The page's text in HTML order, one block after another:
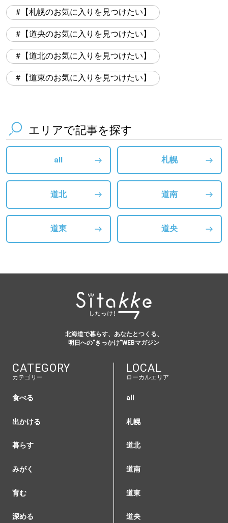
【札幌のお気に入りを見つけたい】
【道央のお気に入りを見つけたい】
【道北のお気に入りを見つけたい】
【道東のお気に入りを見つけたい】
エリアで記事を探す
all 札幌
道北 道南
道東 道央
北海道で暮らす、あなたとつくる、
明日への”きっかけ”WEBマガジン
CATEGORY
カテゴリー
食べる
出かける
暮らす
みがく
育む
深める
LOCAL
ローカルエリア
all
札幌
道北
道南
道東
道央